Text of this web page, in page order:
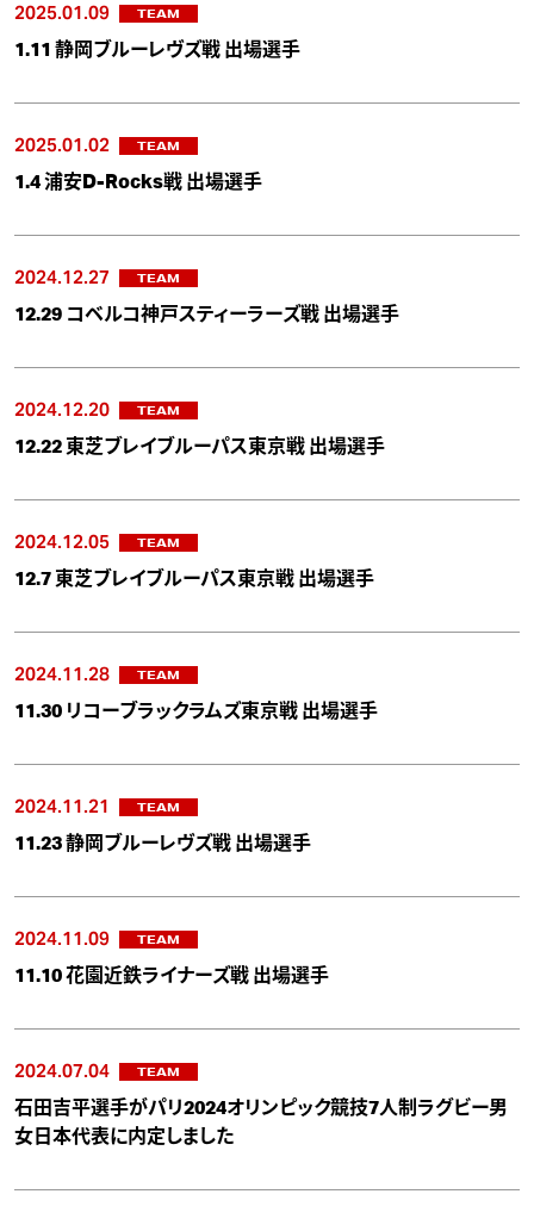
2025.01.09 TEAM
1.11 静岡ブルーレヴズ戦 出場選手
2025.01.02 TEAM
1.4 浦安D-Rocks戦 出場選手
2024.12.27 TEAM
12.29 コベルコ神戸スティーラーズ戦 出場選手
2024.12.20 TEAM
12.22 東芝ブレイブルーパス東京戦 出場選手
2024.12.05 TEAM
12.7 東芝ブレイブルーパス東京戦 出場選手
2024.11.28 TEAM
11.30 リコーブラックラムズ東京戦 出場選手
2024.11.21 TEAM
11.23 静岡ブルーレヴズ戦 出場選手
2024.11.09 TEAM
11.10 花園近鉄ライナーズ戦 出場選手
2024.07.04 TEAM
石田吉平選手がパリ2024オリンピック競技7人制ラグビー男
女日本代表に内定しました